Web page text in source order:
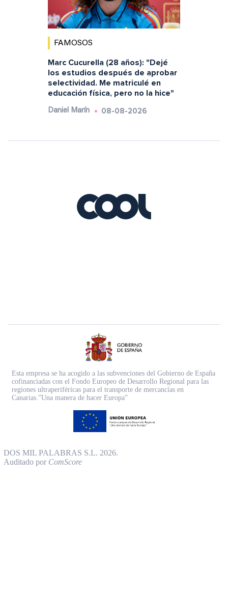
FAMOSOS
Marc Cucurella (28 años): "Dejé
los estudios después de aprobar
selectividad. Me matriculé en
educación física, pero no la hice"
Daniel Marín 08-08-2026
Esta empresa se ha acogido a las subvenciones del Gobierno de España
cofinanciadas con el Fondo Europeo de Desarrollo Regional para las
regiones ultraperiféricas para el transporte de mercancías en
Canarias.”Una manera de hacer Europa”
DOS MIL PALABRAS S.L. 2026.
Auditado por ComScore